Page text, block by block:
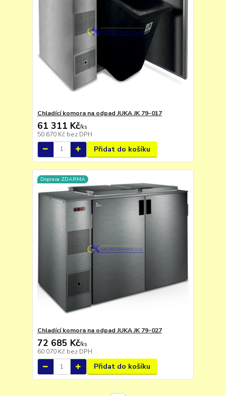
Chladící komora na odpad JUKA JK 79-017
61 311 Kč/ks
50 670 Kč bez DPH
Přidat do košíku
Doprava ZDARMA
Chladící komora na odpad JUKA JK 79-027
72 685 Kč/ks
60 070 Kč bez DPH
Přidat do košíku